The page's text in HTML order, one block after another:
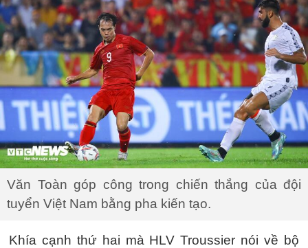
Văn Toàn góp công trong chiến thắng của đội
tuyển Việt Nam bằng pha kiến tạo.
Khía cạnh thứ hai mà HLV Troussier nói về bộ